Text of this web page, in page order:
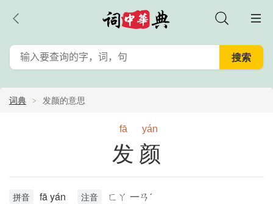
词典 发颜的意思
fā yán
发颜
拼音 fā yán 注音 ㄈㄚ 一ㄢˊ